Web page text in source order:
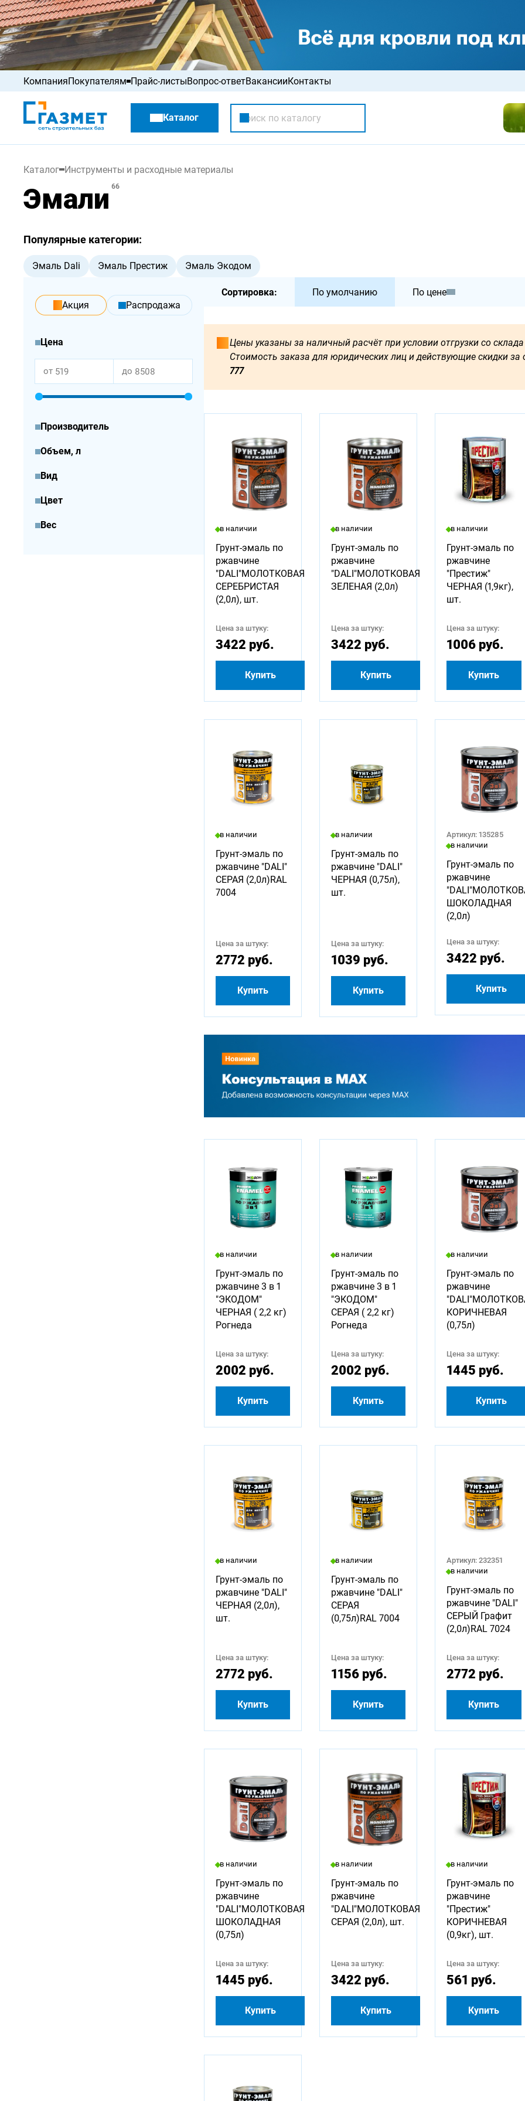
КомпанияПокупателям
Распродажа
Прайс-листыВопрос-ответВакансииКонтакты
Каталог
Каталог Инструменты и расходные материалы
Эмали 66
Популярные категории:
Эмаль Dali Эмаль Престиж Эмаль Экодом
акция Распродажа
Цена
от до
Производитель
Объем, л
Вид
Цвет
Вес
Сортировка: По умолчанию По цене
Цены указаны за наличный расчёт при условии отгрузки со склада
Стоимость заказа для юридических лиц и действующие скидки за
777
в наличии
Грунт-эмаль по
ржавчине
"DALI"МОЛОТКОВАЯ
СЕРЕБРИСТАЯ
(2,0л), шт.
Цена за штуку:
3422 руб.
Купить
в наличии
Грунт-эмаль по
ржавчине
"DALI"МОЛОТКОВАЯ
ЗЕЛЕНАЯ (2,0л)
Цена за штуку:
3422 руб.
Купить
в наличии
Грунт-эмаль по
ржавчине
"Престиж"
ЧЕРНАЯ (1,9кг),
шт.
Цена за штуку:
1006 руб.
Купить
в наличии
Грунт-эмаль по
ржавчине "DALI"
СЕРАЯ (2,0л)RAL
7004
Цена за штуку:
2772 руб.
Купить
в наличии
Грунт-эмаль по
ржавчине "DALI"
ЧЕРНАЯ (0,75л),
шт.
Цена за штуку:
1039 руб.
Купить
Артикул: 135285
в наличии
Грунт-эмаль по
ржавчине
ШОКОЛАДНАЯ
(2,0л)
Цена за штуку:
3422 руб.
Купить
в наличии
Грунт-эмаль по
ржавчине 3 в 1
"ЭКОДОМ"
ЧЕРНАЯ ( 2,2 кг)
Рогнеда
Цена за штуку:
2002 руб.
Купить
в наличии
Грунт-эмаль по
ржавчине 3 в 1
"ЭКОДОМ"
СЕРАЯ ( 2,2 кг)
Рогнеда
Цена за штуку:
2002 руб.
Купить
в наличии
Грунт-эмаль по
ржавчине
КОРИЧНЕВАЯ
(0,75л)
Цена за штуку:
1445 руб.
Купить
в наличии
Грунт-эмаль по
ржавчине "DALI"
ЧЕРНАЯ (2,0л),
шт.
Цена за штуку:
2772 руб.
Купить
в наличии
Грунт-эмаль по
ржавчине "DALI"
СЕРАЯ
(0,75л)RAL 7004
Цена за штуку:
1156 руб.
Купить
Артикул: 232351
в наличии
Грунт-эмаль по
ржавчине "DALI"
СЕРЫЙ Графит
(2,0л)RAL 7024
Цена за штуку:
2772 руб.
Купить
в наличии
Грунт-эмаль по
ржавчине
"DALI"МОЛОТКОВАЯ
ШОКОЛАДНАЯ
(0,75л)
Цена за штуку:
1445 руб.
Купить
в наличии
Грунт-эмаль по
ржавчине
"DALI"МОЛОТКОВАЯ
СЕРАЯ (2,0л), шт.
Цена за штуку:
3422 руб.
Купить
в наличии
Грунт-эмаль по
ржавчине
"Престиж"
КОРИЧНЕВАЯ
(0,9кг), шт.
Цена за штуку:
561 руб.
Купить